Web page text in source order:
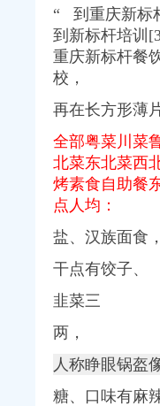
州市荔湾区龙溪
市金建星机电设备有
“ 到重庆新标
到新标杆培训
重庆新标杆餐
校，
再在长方形薄
全部粤菜川菜
北菜东北菜西
烤素食自助餐
点人均：
盐、汉族面食
干点有饺子、
韭菜三
两，
人称睁眼锅盔
糖、口味有麻